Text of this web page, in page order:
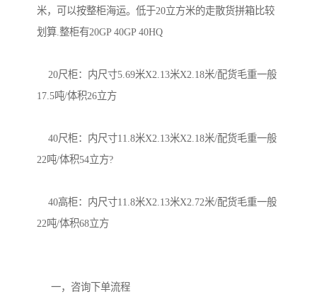
米，可以按整柜海运。低于20立方米的走散货拼箱比较
划算.整柜有20GP 40GP 40HQ
17.5吨/体积26立方
22吨/体积54立方?
22吨/体积68立方